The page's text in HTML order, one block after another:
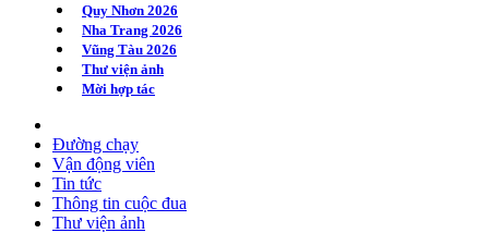
Quy Nhơn 2026
Nha Trang 2026
Vũng Tàu 2026
Thư viện ảnh
Mời hợp tác
Đường chạy
Vận động viên
Tin tức
Thông tin cuộc đua
Thư viện ảnh